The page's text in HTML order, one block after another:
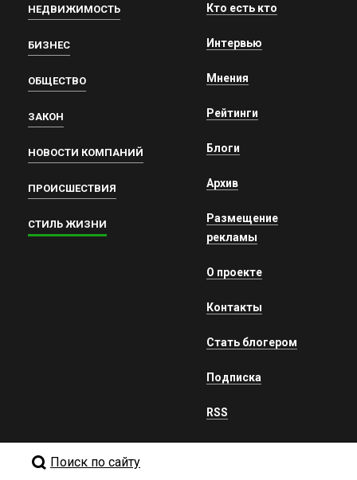
НЕДВИЖИМОСТЬ
БИЗНЕС
ОБЩЕСТВО
ЗАКОН
НОВОСТИ КОМПАНИЙ
ПРОИСШЕСТВИЯ
СТИЛЬ ЖИЗНИ
Кто есть кто
Интервью
Мнения
Рейтинги
Блоги
Архив
Размещение
рекламы
О проекте
Контакты
Стать блогером
Подписка
RSS
Поиск по сайту